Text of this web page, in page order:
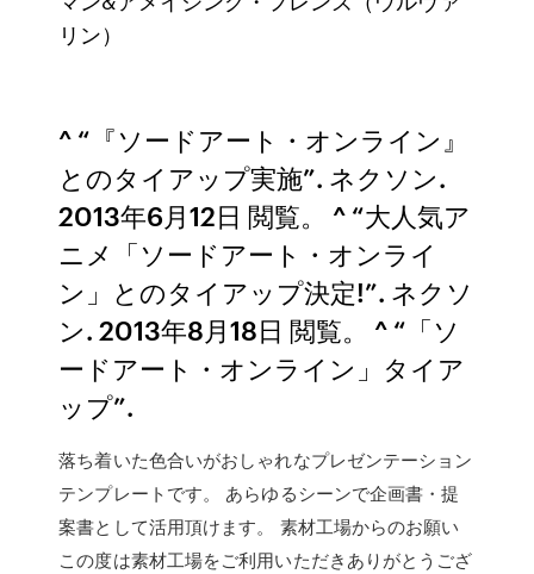
リン）
^ “『ソードアート・オンライン』
とのタイアップ実施”. ネクソン.
2013年6月12日 閲覧。 ^ “大人気ア
ニメ「ソードアート・オンライ
ン」とのタイアップ決定!”. ネクソ
ン. 2013年8月18日 閲覧。 ^ “「ソ
ードアート・オンライン」タイア
ップ”.
落ち着いた色合いがおしゃれなプレゼンテーション
テンプレートです。 あらゆるシーンで企画書・提
案書として活用頂けます。 素材工場からのお願い
この度は素材工場をご利用いただきありがとうござ